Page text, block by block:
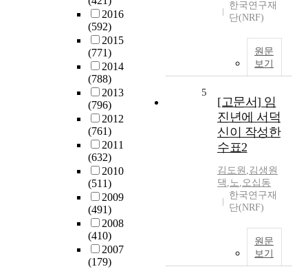
2016
(592)
2015
(771)
2014
(788)
2013
(796)
2012
(761)
2011
(632)
2010
(511)
2009
(491)
2008
(410)
2007
(179)
한국연구재
단(NRF)
원문
보기
5
[고문서] 임
진년에 서덕
신이 작성한
수표2
김도원 ,김생원
댁 ,노,오십동
한국연구재
단(NRF)
원문
보기